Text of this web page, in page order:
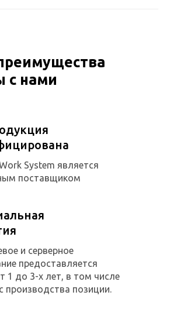
с нами
System является
поставщиком
и серверное
предоставляется
1 до 3-х лет, в том числе
производства позиции.